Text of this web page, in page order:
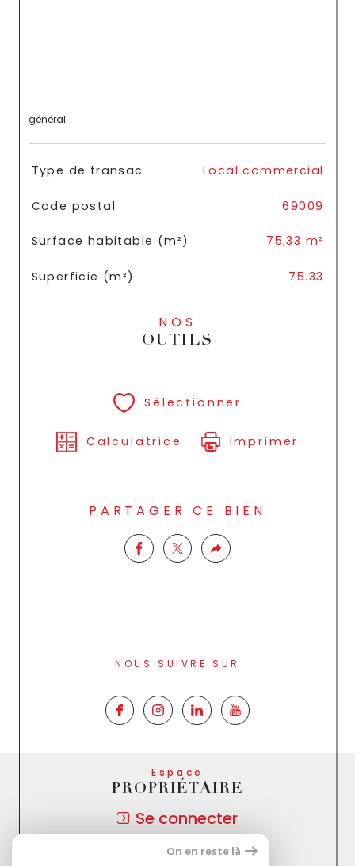
général
TRAD_SIROCCO_Caracteristique Valeurs
Type de transac Local commercial
Code postal 69009
Surface habitable (m²) 75,33 m²
Superficie (m²) 75.33
NOS
OUTILS
Sélectionner
Calculatrice Imprimer
PARTAGER CE BIEN
NOUS SUIVRE SUR
Espace
PROPRIÉTAIRE
Se connecter
Nous
On en reste là